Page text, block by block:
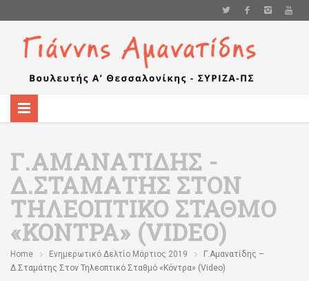
Γ.ΑΜΑΝΑΤΊΔΗΣ -
Δ.ΣΤΑΜΆΤΗΣ ΣΤΟΝ
ΤΗΛΕΟΠΤΙΚΌ ΣΤΑΘΜΌ
«ΚΌΝΤΡΑ» (VIDEO)
Home Ενημερωτικό Δελτίο Μάρτιος 2019
Γ.Αμανατίδης –
Δ.Σταμάτης Στον Τηλεοπτικό Σταθμό «Κόντρα» (video)